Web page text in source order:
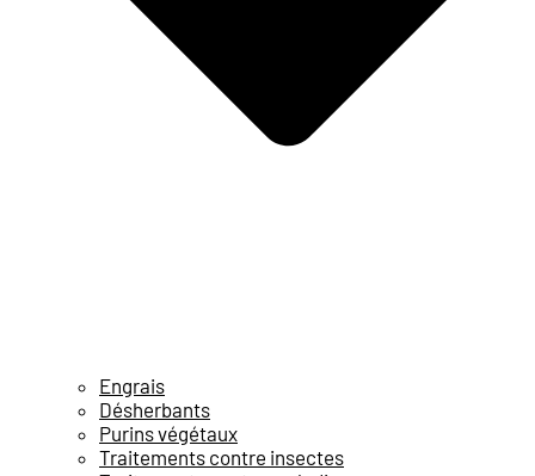
Engrais
Désherbants
Purins végétaux
Traitements contre insectes